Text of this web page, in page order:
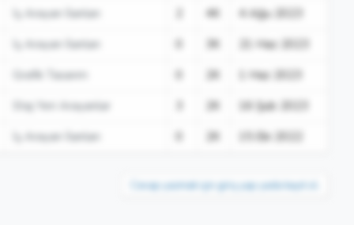
İş Arayan İlanları
4K
4 Ağu 2023
İş Arayan İlanları
3K
21 Haz 2023
Grafik Tasarım
2K
1 Haz 2023
Staj Yeri Arayanlar
2K
16 Şub 2023
İş Arayan İlanları
2K 15 Eki 2022
Cevap yazmak için giriş yap yada kayıt ol.